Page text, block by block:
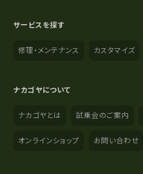
サービスを探す
修理・メンテナンス カスタマイズ
ナカゴヤについて
ナカゴヤとは 試乗会のご案内
オンラインショップ お問い合わせ